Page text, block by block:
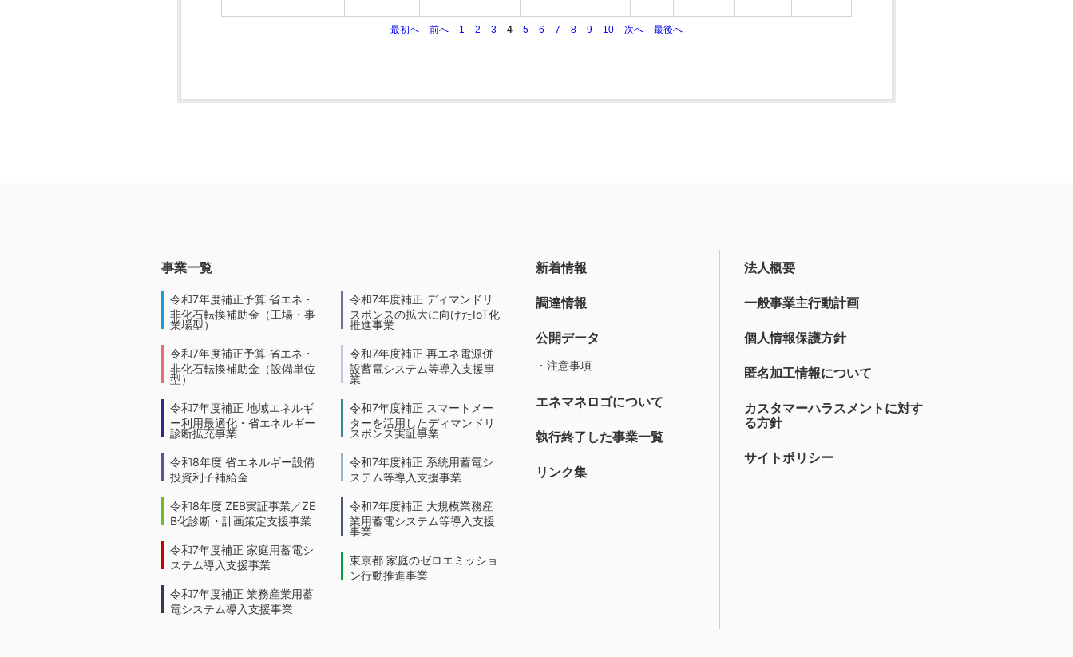
最初へ 前へ 1 2 3 4 5 6 7 8 9 10 次へ 最後へ
事業一覧
令和7年度補正予算 省エネ・
非化石転換補助金（工場・事
業場型）
令和7年度補正予算 省エネ・
非化石転換補助金（設備単位
型）
令和7年度補正 地域エネルギ
ー利用最適化・省エネルギー
診断拡充事業
令和8年度 省エネルギー設備
投資利子補給金
令和8年度 ZEB実証事業／ZE
B化診断・計画策定支援事業
令和7年度補正 家庭用蓄電シ
ステム導入支援事業
令和7年度補正 業務産業用蓄
電システム導入支援事業
令和7年度補正 ディマンドリ
スポンスの拡大に向けたIoT化
推進事業
令和7年度補正 再エネ電源併
設蓄電システム等導入支援事
業
令和7年度補正 スマートメー
ターを活用したディマンドリ
スポンス実証事業
令和7年度補正 系統用蓄電シ
ステム等導入支援事業
令和7年度補正 大規模業務産
業用蓄電システム等導入支援
事業
東京都 家庭のゼロエミッショ
ン行動推進事業
新着情報
調達情報
公開データ
・注意事項
エネマネロゴについて
執行終了した事業一覧
リンク集
法人概要
一般事業主行動計画
個人情報保護方針
匿名加工情報について
カスタマーハラスメントに対す
る方針
サイトポリシー